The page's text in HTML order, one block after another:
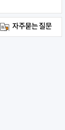
자주묻는 질문